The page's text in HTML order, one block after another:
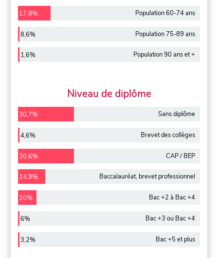
17,8% Population 60-74 ans
8,6% Population 75-89 ans
1,6% Population 90 ans et +
Niveau de diplôme
30,7% Sans diplôme
4,6% Brevet des collèges
30,6% CAP / BEP
14,9% Baccalauréat, brevet professionnel
10% Bac +2 à Bac +4
6% Bac +3 ou Bac +4
3,2% Bac +5 et plus